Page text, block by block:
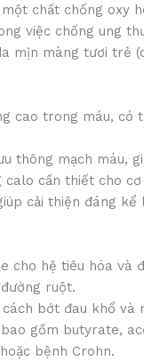
chất chống oxy
việc chống ung
mịn màng tươi trẻ
cao trong máu,
thông mạch máu,
cần thiết cho cơ
cải thiện đáng
cho hệ tiêu hóa và
ruột.
bớt đau khổ và
gồm butyrate,
bệnh Crohn.